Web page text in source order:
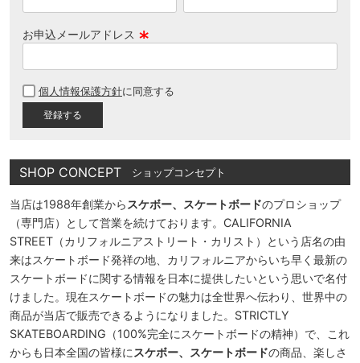
お申込メールアドレス
須
個人情報保護方針に同意する
SHOP CONCEPT ショップコンセプト
当店は1988年創業から スケボー、スケートボードのプロショップ
（専門店）として営業を続けております。CALIFORNIA
STREET（カリフォルニアストリート・カリスト）という店名の由
来はスケートボード発祥の地、カリフォルニアからいち早く最新の
スケートボードに関する情報を日本に提供したいという思いで名付
けました。現在スケートボードの魅力は全世界へ伝わり、世界中の
商品が当店で販売できるようになりました。STRICTLY
SKATEBOARDING（100%完全にスケートボードの精神）で、これ
からも日本全国の皆様に スケボー、スケートボードの商品、楽しさ